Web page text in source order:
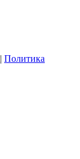
| Политика